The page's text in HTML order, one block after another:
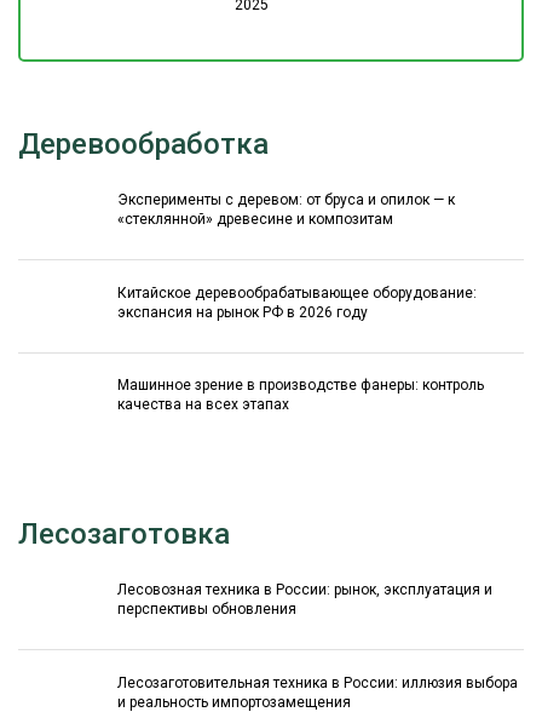
2025
Деревообработка
Эксперименты с деревом: от бруса и опилок — к
«стеклянной» древесине и композитам
Китайское деревообрабатывающее оборудование:
экспансия на рынок РФ в 2026 году
Машинное зрение в производстве фанеры: контроль
качества на всех этапах
Лесозаготовка
Лесовозная техника в России: рынок, эксплуатация и
перспективы обновления
Лесозаготовительная техника в России: иллюзия выбора
и реальность импортозамещения